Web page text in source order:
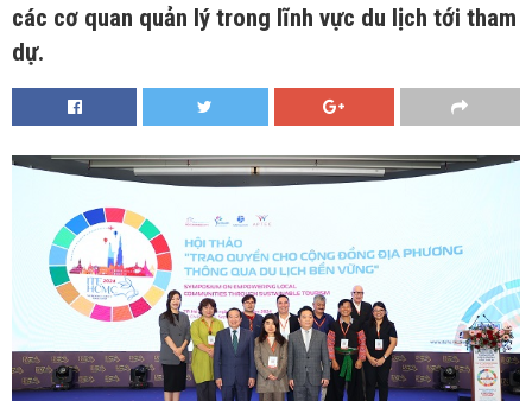
các cơ quan quản lý trong lĩnh vực du lịch tới tham
dự.